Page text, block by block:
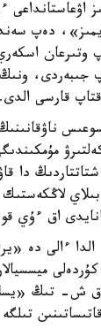
اۋعاستانداعى
دەپ
وتىرعان
جىبەردى،
قارسى الدى.
دا
اق ءۇي
ءالى دە
كۇردەلى
ا ق ش- تىڭ